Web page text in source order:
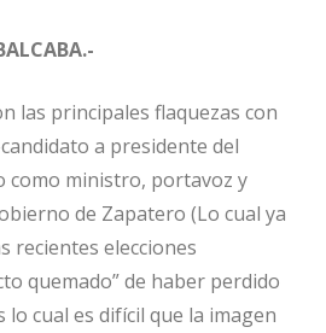
las principales flaquezas con
a presidente del
como ministro, portavoz y
de Zapatero (Lo cual ya
recientes elecciones
quemado” de haber perdido
lo cual es difícil que la imagen